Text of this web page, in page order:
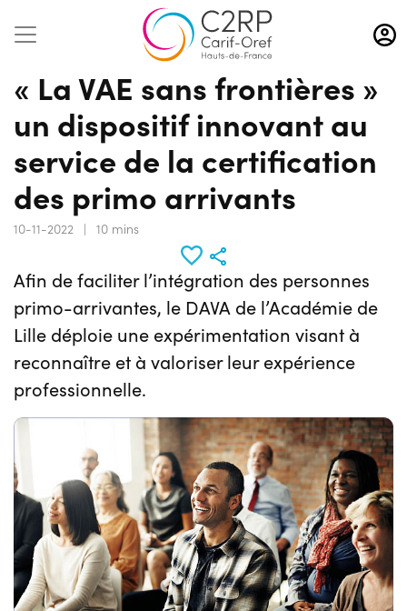
Aller
au
contenu
principal
« La VAE sans frontières »
un dispositif innovant au
service de la certification
des primo arrivants
10-11-2022 | 10 mins
Afin de faciliter l’intégration des personnes
primo-arrivantes, le DAVA de l’Académie de
Lille déploie une expérimentation visant à
reconnaître et à valoriser leur expérience
professionnelle.